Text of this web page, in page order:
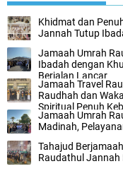
Khidmat dan
Jannah Tutup
Jamaah Umrah
Ibadah dengan
Berjalan Lancar
Jamaah Travel
Raudhah dan
Spiritual Penuh
Jamaah Umrah
Madinah,
Tahajud
Raudathul Jannah